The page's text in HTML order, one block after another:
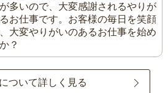
多いので、大変感謝されるやりが
お仕事です。お客様の毎日を笑顔
大変やりがいのあるお仕事を始め
？
ついて詳しく見る